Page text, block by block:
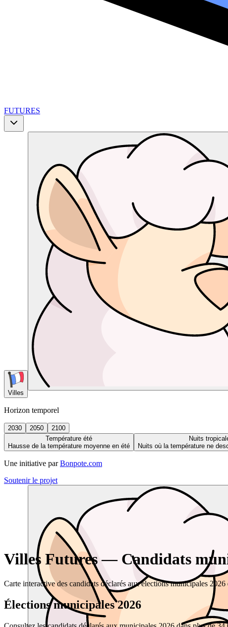
FUTURES
Villes
Horizon temporel
2030 2050
2100
Température été
Hausse de la température moyenne en été
Nuits
Nuits où la température ne
Une initiative par Bonpote.com
Soutenir le projet
Villes Futures — Candidats
Carte interactive des candidats déclarés aux élections municipales
Élections municipales 2026